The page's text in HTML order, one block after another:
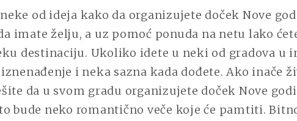
od ideja kako da organizujete doček Nove
imate želju, a uz pomoć ponuda na netu lako
destinaciju. Ukoliko idete u neki od gradova u
i neka sazna kada dođete. Ako inače
da u svom gradu organizujete doček Nove
bude neko romantično veče koje će pamtiti.